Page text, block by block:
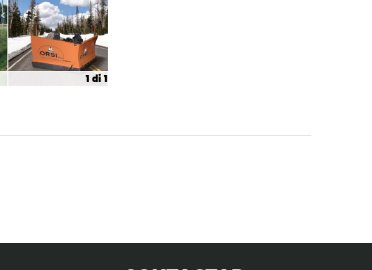
1 di 1